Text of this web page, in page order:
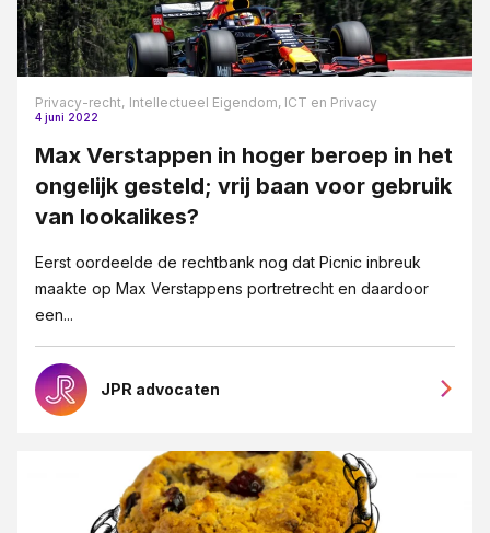
Vastgoedrecht
Vennootschapsrecht
Verzekeringsrecht
VSO
Wet DBA
WHOA
Ziekte
Privacy-recht, Intellectueel Eigendom, ICT en Privacy
4 juni 2022
Max Verstappen in hoger beroep in het
ongelijk gesteld; vrij baan voor gebruik
van lookalikes?
Eerst oordeelde de rechtbank nog dat Picnic inbreuk
maakte op Max Verstappens portretrecht en daardoor
een...
JPR advocaten